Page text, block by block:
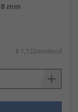
mm
€ 1,122/eenheid